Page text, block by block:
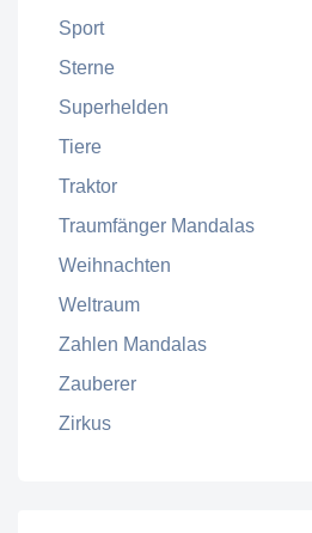
Sport
Sterne
Superhelden
Tiere
Traktor
Traumfänger Mandalas
Weihnachten
Weltraum
Zahlen Mandalas
Zauberer
Zirkus